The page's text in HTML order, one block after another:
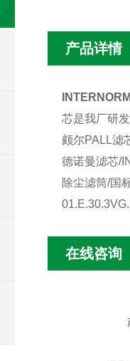
产品详情
芯是我厂研
颇尔PALL滤
德诺曼滤芯/
除尘滤筒/国
在线咨询